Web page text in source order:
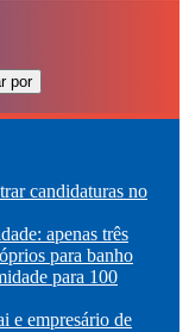
por
candidaturas no
apenas três
para banho
para 100
e empresário de